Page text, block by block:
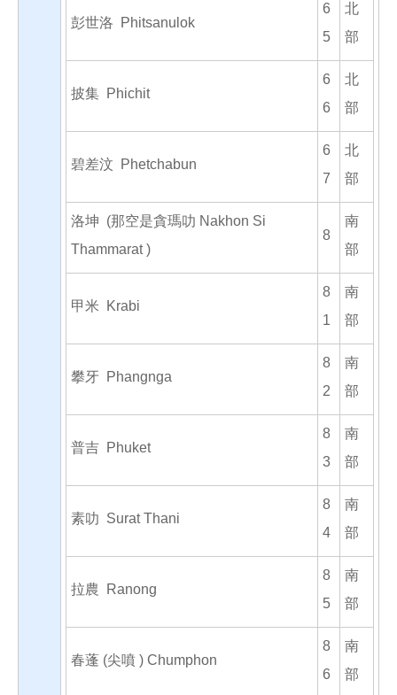
彭世洛 Phitsanulok
6
5
北
部
披集 Phichit
6
6
北
部
碧差汶 Phetchabun
6
7
北
部
洛坤 (那空是貪瑪叻 Nakhon Si
Thammarat )
8
南
部
甲米 Krabi
8
1
南
部
攀牙 Phangnga
8
2
南
部
普吉 Phuket
8
3
南
部
素叻 Surat Thani
8
4
南
部
拉農 Ranong
8
5
南
部
春蓬 (尖噴 ) Chumphon
8
6
南
部